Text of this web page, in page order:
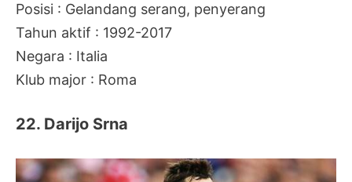
Posisi : Gelandang serang, penyerang
Tahun aktif : 1992-2017
Negara : Italia
Klub major : Roma
22. Darijo Srna